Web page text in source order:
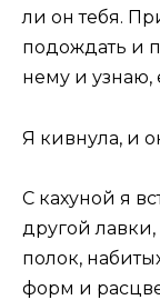
ли он тебя.
подождать и
нему и узнаю,
Я кивнула, и
С кахуной я
другой
полок,
форм и